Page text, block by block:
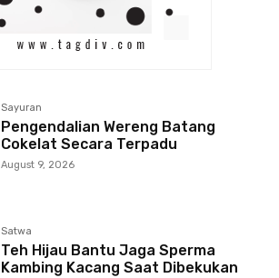
Sayuran
Pengendalian Wereng Batang
Cokelat Secara Terpadu
August 9, 2026
Satwa
Teh Hijau Bantu Jaga Sperma
Kambing Kacang Saat Dibekukan